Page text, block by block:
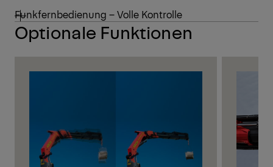
Funkfernbedienung – Volle Kontrolle
Optionale Funktionen